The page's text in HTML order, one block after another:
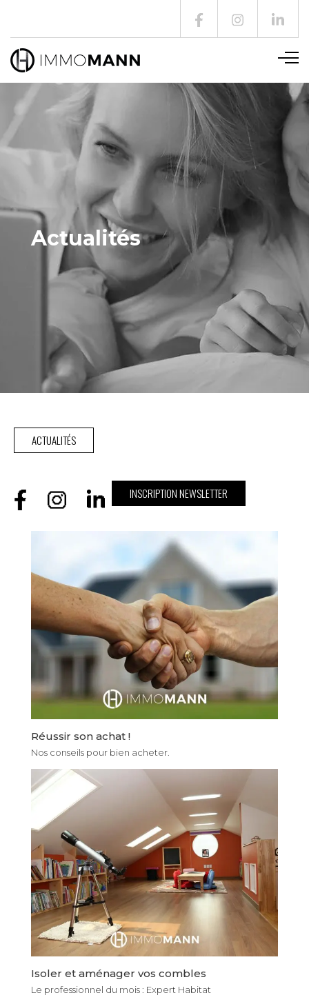
Actualités
ACTUALITÉS
INSCRIPTION NEWSLETTER
Réussir son achat !
Nos conseils pour bien acheter.
Isoler et aménager vos combles
Le professionnel du mois : Expert Habitat